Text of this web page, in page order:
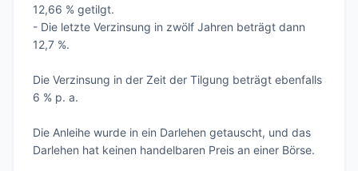
12,66 % getilgt.
- Die letzte Verzinsung in zwölf Jahren beträgt dann
12,7 %.
Die Verzinsung in der Zeit der Tilgung beträgt ebenfalls
6 % p. a.
Die Anleihe wurde in ein Darlehen getauscht, und das
Darlehen hat keinen handelbaren Preis an einer Börse.